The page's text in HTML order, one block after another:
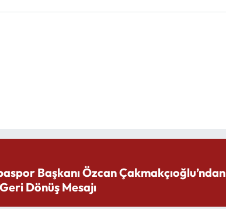
Başkanı Özcan Çakmakçıoğlu’ndan
Dönüş Mesajı